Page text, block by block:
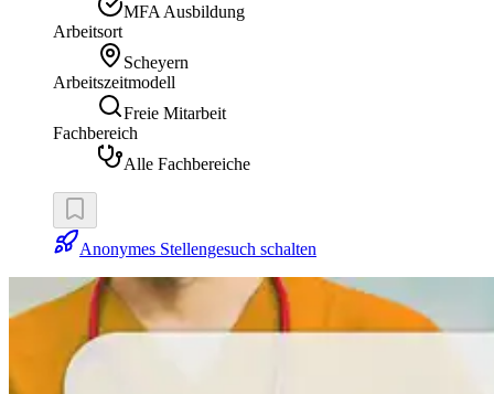
MFA Ausbildung
Arbeitsort
Scheyern
Arbeitszeitmodell
Freie Mitarbeit
Fachbereich
Alle Fachbereiche
Anonymes Stellengesuch schalten